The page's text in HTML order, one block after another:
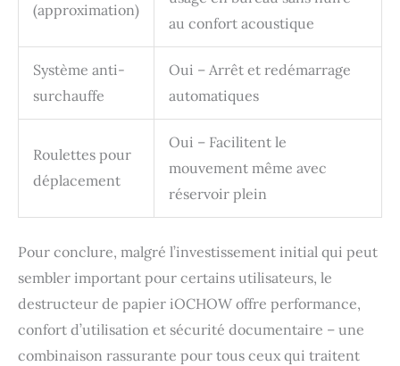
(approximation)
au confort acoustique
Système anti-
surchauffe
Oui – Arrêt et redémarrage
automatiques
Roulettes pour
déplacement
Oui – Facilitent le
mouvement même avec
réservoir plein
Pour conclure, malgré l’investissement initial qui peut
sembler important pour certains utilisateurs, le
destructeur de papier iOCHOW offre performance,
confort d’utilisation et sécurité documentaire – une
combinaison rassurante pour tous ceux qui traitent